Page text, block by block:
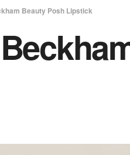
Beauty Posh Lipstick